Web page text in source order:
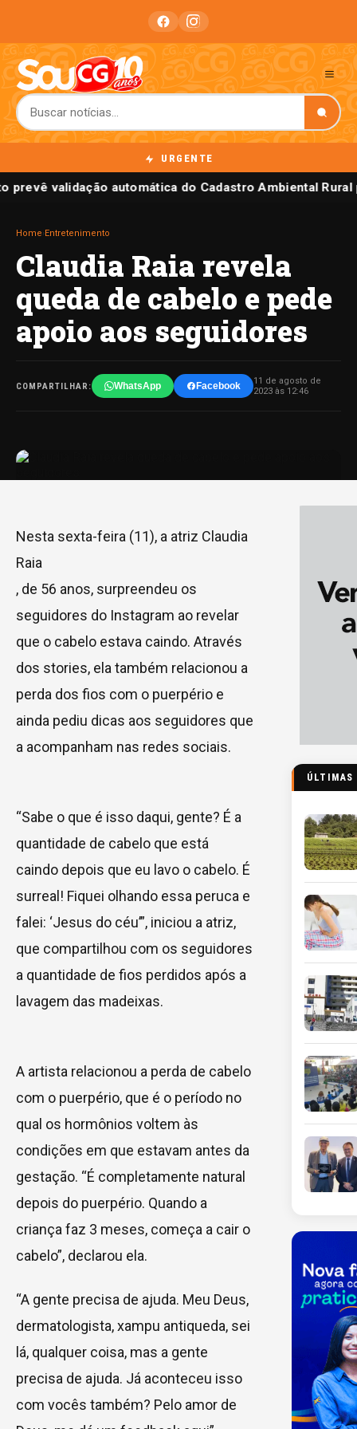
URGENTE
prevê validação automática do Cadastro Ambiental Rural
Home Entretenimento
Claudia Raia revela
queda de cabelo e pede
apoio aos seguidores
COMPARTILHAR: WhatsApp Facebook
11 de agosto de
2023 às 12:46
Nesta sexta-feira (11), a atriz Claudia
Raia
, de 56 anos, surpreendeu os
seguidores do Instagram ao revelar
que o cabelo estava caindo. Através
dos stories, ela também relacionou a
perda dos fios com o puerpério e
ainda pediu dicas aos seguidores que
a acompanham nas redes sociais.
“Sabe o que é isso daqui, gente? É a
quantidade de cabelo que está
caindo depois que eu lavo o cabelo. É
surreal! Fiquei olhando essa peruca e
falei: ‘Jesus do céu’”, iniciou a atriz,
que compartilhou com os seguidores
a quantidade de fios perdidos após a
lavagem das madeixas.
A artista relacionou a perda de cabelo
com o puerpério, que é o período no
qual os hormônios voltem às
condições em que estavam antes da
gestação. “É completamente natural
depois do puerpério. Quando a
criança faz 3 meses, começa a cair o
cabelo”, declarou ela.
“A gente precisa de ajuda. Meu Deus,
dermatologista, xampu antiqueda, sei
lá, qualquer coisa, mas a gente
precisa de ajuda. Já aconteceu isso
com vocês também? Pelo amor de